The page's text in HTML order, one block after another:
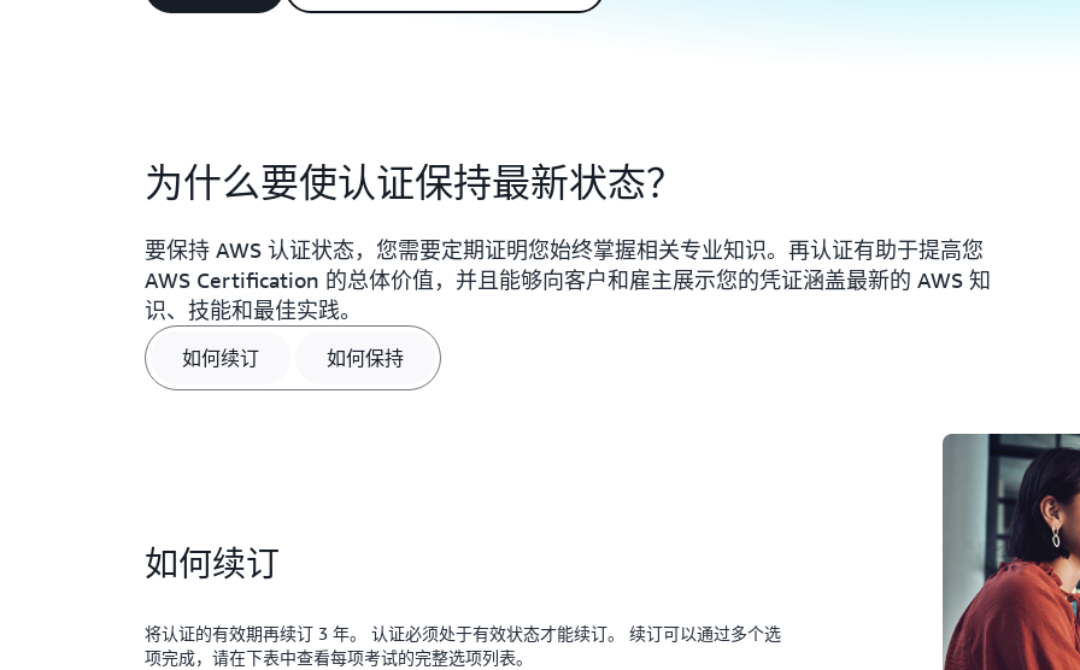
为什么要使认证保持最新状态？
要保持 AWS 认证状态，您需要定期证明您始终掌握相关专业知识。再认证有助于提高您
AWS Certification 的总体价值，并且能够向客户和雇主展示您的凭证涵盖最新的 AWS 知
识、技能和最佳实践。
如何续订 如何保持
如何续订
将认证的有效期再续订 3 年。 认证必须处于有效状态才能续订。 续订可以通过多个选
项完成，请在下表中查看每项考试的完整选项列表。